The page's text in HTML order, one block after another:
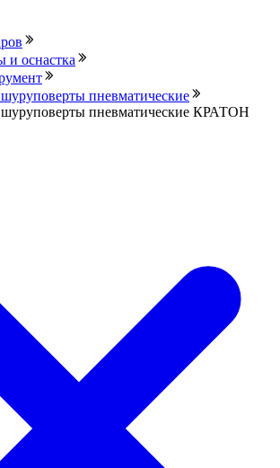
и оснастка
пневматические
шуруповерты пневматические КРАТОН